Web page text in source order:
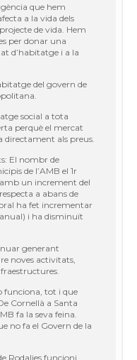
ència que hem
a la vida dels
de vida. Hem
per donar una
d’habitatge i a la
del govern de
social a tota
perquè el mercat
directament als preus.
El nombr de
de l’AMB el 1r
amb un increment del
a abans de
ha fet incrementar
i ha disminuït
generant
noves activitats,
funciona, tot i que
Cornellà a Santa
fa la seva feina.
no fa el Govern de la
Rodalies funcioni